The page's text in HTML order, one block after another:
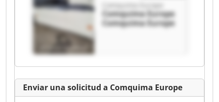
Comquima Europe
Comquima Europe
Comquima Europe
Enviar una solicitud a Comquima Europe